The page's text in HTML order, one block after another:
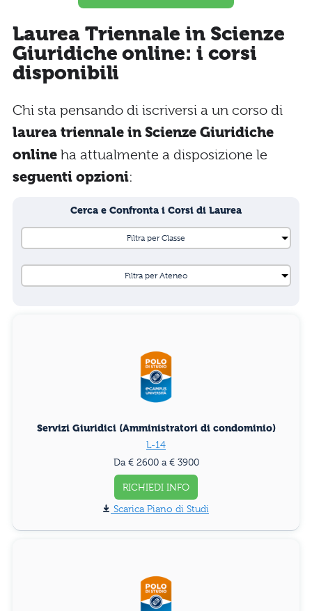
Laurea Triennale in Scienze
Giuridiche online: i corsi
disponibili
Chi sta pensando di iscriversi a un corso di
laurea triennale in Scienze Giuridiche
online ha attualmente a disposizione le
seguenti opzioni:
Cerca e Confronta i Corsi di Laurea
Servizi Giuridici (Amministratori di condominio)
L-14
Da € 2600 a € 3900
RICHIEDI INFO
Piano di Studi